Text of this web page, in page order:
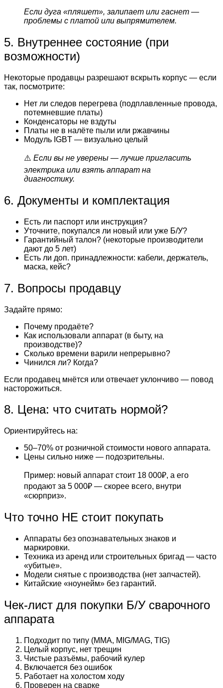
Если дуга «пляшет», залипает или гаснет —
проблемы с платой или выпрямителем.
5. Внутреннее состояние (при
возможности)
Некоторые продавцы разрешают вскрыть корпус — если
так, посмотрите:
Нет ли следов перегрева (подплавленные провода,
потемневшие платы)
Конденсаторы не вздуты
Платы не в налёте пыли или ржавчины
Модуль IGBT — визуально целый
⚠️ Если вы не уверены — лучше пригласить
электрика или взять аппарат на
диагностику.
6. Документы и комплектация
Есть ли паспорт или инструкция?
Уточните, покупался ли новый или уже Б/У?
Гарантийный талон? (некоторые производители
дают до 5 лет)
Есть ли доп. принадлежности: кабели, держатель,
маска, кейс?
7. Вопросы продавцу
Задайте прямо:
Почему продаёте?
Как использовали аппарат (в быту, на
производстве)?
Сколько времени варили непрерывно?
Чинился ли? Когда?
Если продавец мнётся или отвечает уклончиво — повод
насторожиться.
8. Цена: что считать нормой?
Ориентируйтесь на:
50–70% от розничной стоимости нового аппарата.
Цены сильно ниже — подозрительны.
Пример: новый аппарат стоит 18 000₽, а его
продают за 5 000₽ — скорее всего, внутри
«сюрприз».
Что точно НЕ стоит покупать
Аппараты без опознавательных знаков и
маркировки.
Техника из аренд или строительных бригад — часто
«убитые».
Модели снятые с производства (нет запчастей).
Китайские «ноунейм» без гарантий.
Чек-лист для покупки Б/У сварочного
аппарата
Подходит по типу (MMA, MIG/MAG, TIG)
Целый корпус, нет трещин
Чистые разъёмы, рабочий кулер
Включается без ошибок
Работает на холостом ходу
Проверен на сварке